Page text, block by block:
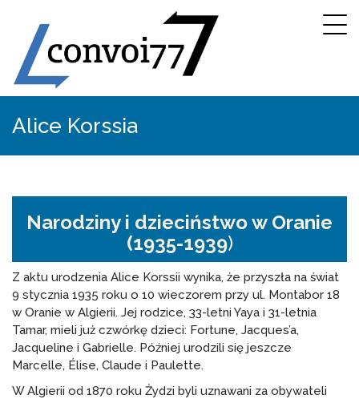
Alice Korssia
Narodziny i dzieciństwo w Oranie
(1935-1939)
Z aktu urodzenia Alice Korssii wynika, że przyszła na świat
9 stycznia 1935 roku o 10 wieczorem przy ul. Montabor 18
w Oranie w Algierii. Jej rodzice, 33-letni Yaya i 31-letnia
Tamar, mieli już czwórkę dzieci: Fortune, Jacques’a,
Jacqueline i Gabrielle. Później urodzili się jeszcze
Marcelle, Élise, Claude i Paulette.
W Algierii od 1870 roku Żydzi byli uznawani za obywateli